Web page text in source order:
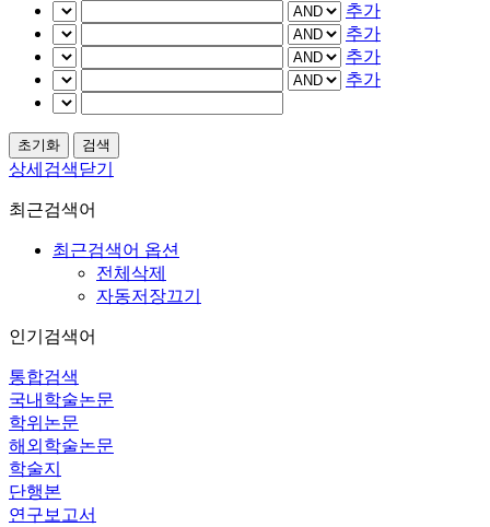
추가
추가
추가
추가
상세검색닫기
최근검색어
최근검색어 옵션
전체삭제
자동저장끄기
인기검색어
통합검색
국내학술논문
학위논문
해외학술논문
학술지
단행본
연구보고서